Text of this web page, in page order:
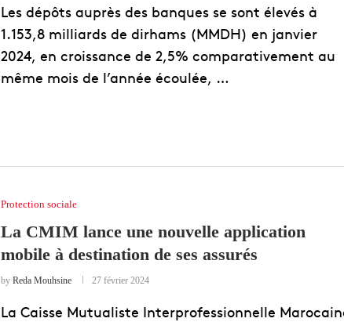
Les dépôts auprès des banques se sont élevés à
1.153,8 milliards de dirhams (MMDH) en janvier
2024, en croissance de 2,5% comparativement au
même mois de l’année écoulée, …
Protection sociale
La CMIM lance une nouvelle application
mobile à destination de ses assurés
by Reda Mouhsine 27 février 2024
La Caisse Mutualiste Interprofessionnelle